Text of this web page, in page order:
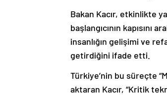
Bakan Kacır, etkinlikte
başlangıcının kapısını
insanlığın gelişimi ve
getirdiğini ifade etti.
Türkiye’nin bu süreçte
aktaran Kacır, “Kritik